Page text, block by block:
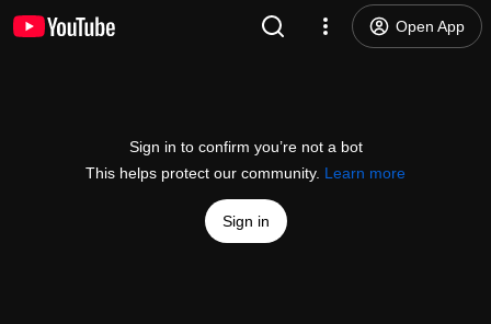
Open App
Sign in to confirm you’re not a bot
This helps protect our community. Learn more
Sign in